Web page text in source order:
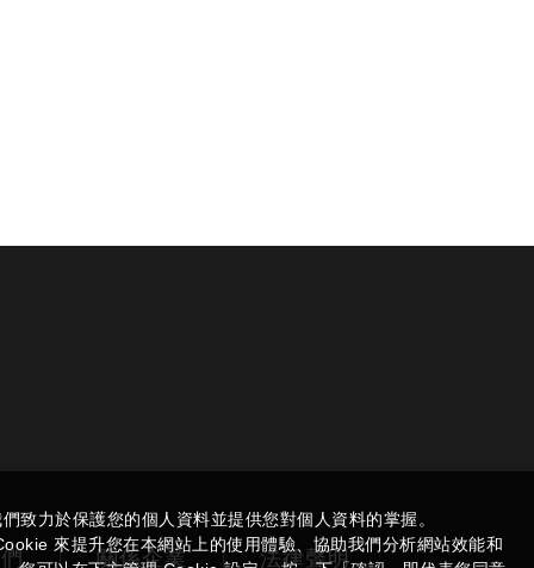
關係企業 法律聲明
致力於保護您的個人資料並提供您對個人資料的掌握。
來提升您在本網站上的使用體驗、協助我們分析網站效能和